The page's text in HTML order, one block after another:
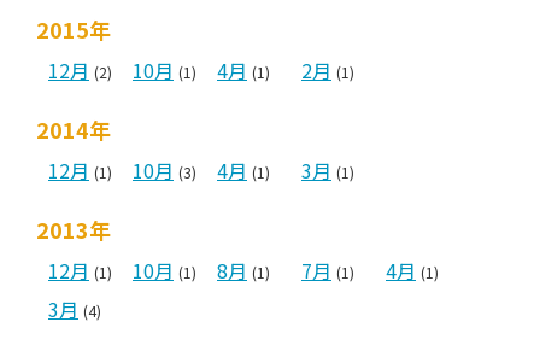
2015年
12月 (2) 10月 (1) 4月 (1) 2月 (1)
2014年
12月 (1) 10月 (3) 4月 (1) 3月 (1)
2013年
12月 (1) 10月 (1) 8月 (1) 7月 (1) 4月 (1)
3月 (4)